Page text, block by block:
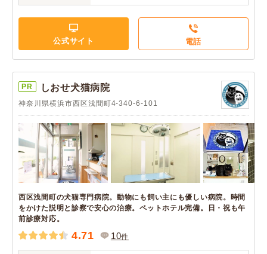
公式サイト 電話
PR しおせ犬猫病院
神奈川県横浜市西区浅間町4-340-6-101
西区浅間町の犬猫専門病院。動物にも飼い主にも優しい病院。時間
をかけた説明と診察で安心の治療。ペットホテル完備。日・祝も午
前診療対応。
4.71 10件